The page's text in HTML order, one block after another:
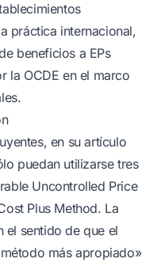
práctica internacional,
beneficios a EPs
la OCDE en el marco
en su artículo
puedan utilizarse tres
Uncontrolled Price
Plus Method. La
el sentido de que el
más apropiado»